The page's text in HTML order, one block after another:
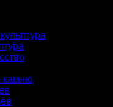
камню